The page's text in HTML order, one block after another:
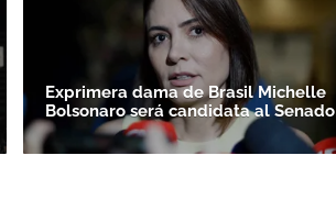
Exprimera dama de Brasil Michelle
Bolsonaro será candidata al Senado